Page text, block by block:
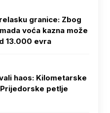
granice: Zbog
voća kazna može
13.000 evra
haos: Kilometarske
petlje